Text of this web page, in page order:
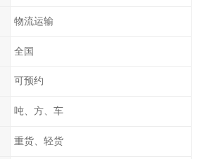
物流运输
全国
可预约
吨、方、车
重货、轻货